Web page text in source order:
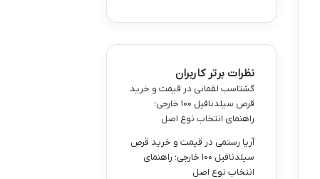
نظرات برتر کاربران
گشتاسب لقمانی در قیمت و خرید
قرص سیلدنافیل ۱۰۰ خارجی؛
راهنمای انتخاب نوع اصل
آریا رستمی در قیمت و خرید قرص
سیلدنافیل ۱۰۰ خارجی؛ راهنمای
انتخاب نوع اصل